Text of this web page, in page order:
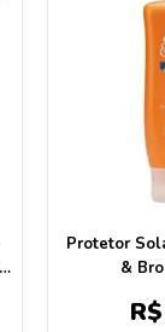
Protetor
&
R$